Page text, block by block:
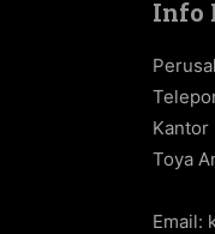
Info
Kantor
Toya
Email: